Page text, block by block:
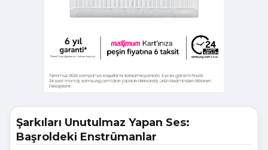
Şarkıları Unutulmaz Yapan Ses:
Başroldeki Enstrümanlar